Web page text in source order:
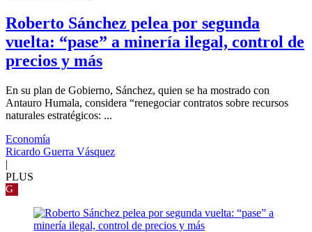
Roberto Sánchez pelea por segunda
vuelta: “pase” a minería ilegal, control de
precios y más
En su plan de Gobierno, Sánchez, quien se ha mostrado con
Antauro Humala, considera “renegociar contratos sobre recursos
naturales estratégicos: ...
Economía
Ricardo Guerra Vásquez
|
PLUS
G